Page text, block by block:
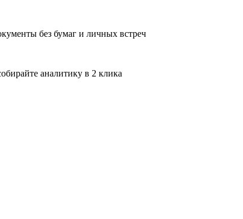
без бумаг и личных встреч
аналитику в 2 клика